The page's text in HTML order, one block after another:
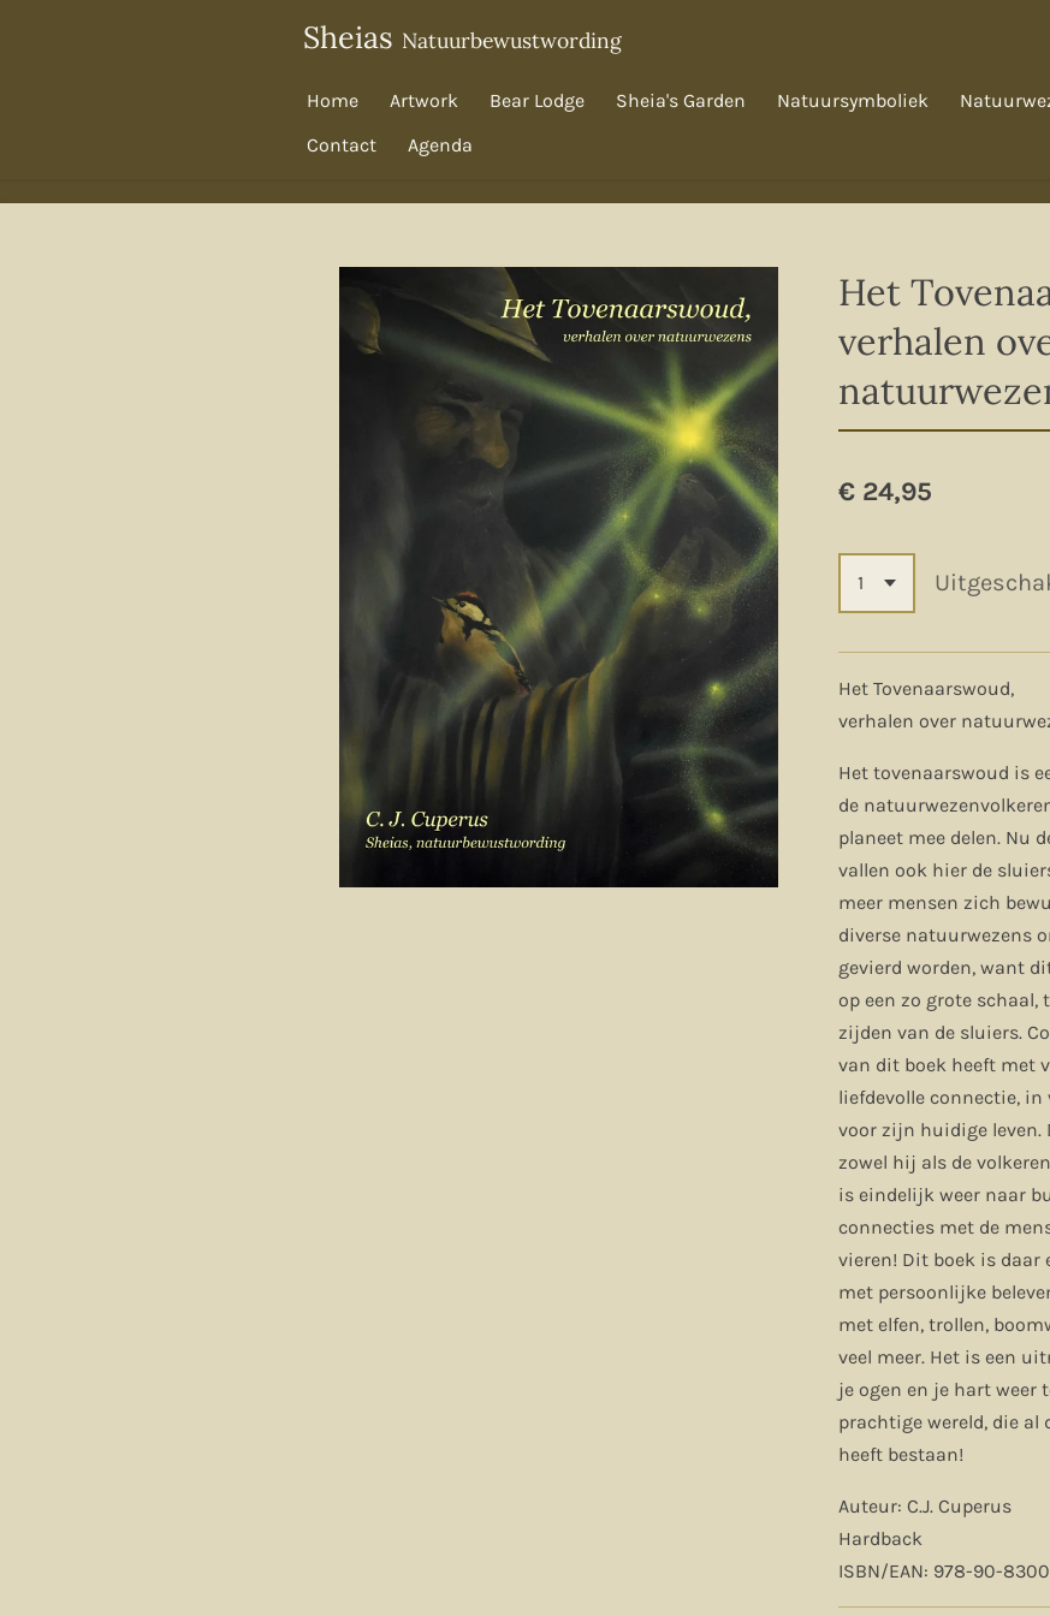
Sheias Natuurbewustwording
Home Artwork Bear Lodge Sheia's Garden Natuursymboliek
Contact
Agenda
Het
verhalen
€ 24,95
Het Tovenaarswoud,
verhalen over
Het tovenaarswoud is
de
planeet mee delen. Nu
vallen ook hier de
meer mensen zich
diverse natuurwezens
gevierd worden, want
op een zo grote schaal,
zijden van de sluiers.
van dit boek heeft met
liefdevolle connectie,
voor zijn huidige leven.
zowel hij als de
is eindelijk weer naar
connecties met de
vieren! Dit boek is daar
met persoonlijke
met elfen, trollen,
veel meer. Het is een
je ogen en je hart weer
prachtige wereld, die
heeft bestaan!
Auteur: C.J. Cuperus
Hardback
ISBN/EAN: 978-90-